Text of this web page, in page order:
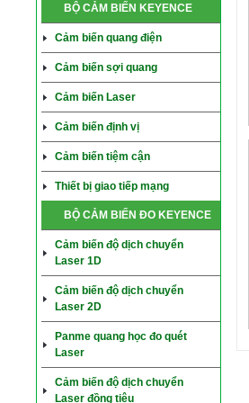
BỘ CẢM BIẾN KEYENCE
Cảm biến quang điện
Cảm biến sợi quang
Cảm biến Laser
Cảm biến định vị
Cảm biến tiệm cận
Thiết bị giao tiếp mạng
BỘ CẢM BIẾN ĐO KEYENCE
Cảm biến độ dịch chuyển
Laser 1D
Cảm biến độ dịch chuyển
Laser 2D
Panme quang học đo quét
Laser
Cảm biến độ dịch chuyển
Laser đồng tiêu